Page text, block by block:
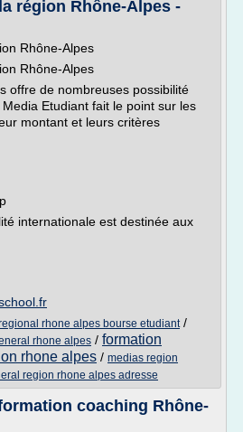
région Rhône-Alpes -
Rhône-Alpes
Rhône-Alpes
offre de nombreuses possibilité
Etudiant fait le point sur les
montant et leurs critères
internationale est destinée aux
rhone alpes bourse etudiant/
rhone alpes / formation
rhone alpes / medias region
region rhone alpes adresse
coaching Rhône-